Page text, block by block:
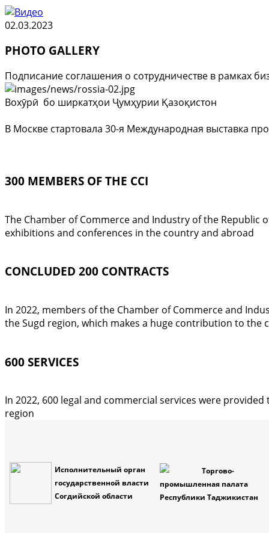
02.03.2023
PHOTO GALLERY
Подписание соглашения о сотрудничестве в рамках
Вохӯрӣ бо ширкатҳои Ҷумҳурии Қазоқистон
В Москве стартовала 30-я Международная выставка
300 MEMBERS OF THE CCI
The Chamber of Commerce and Industry of the Republic
exhibitions and conferences in the country and abroad
CONCLUDED 200 CONTRACTS
In 2022, members of the Chamber of Commerce and
the Sugd region, which makes a huge contribution to the
600 SERVICES
In 2022, 600 legal and commercial services were
region
Исполнительный орган
государственной власти
Согдийской области
Торгово-
промышленная палата
Республики Таджикистан